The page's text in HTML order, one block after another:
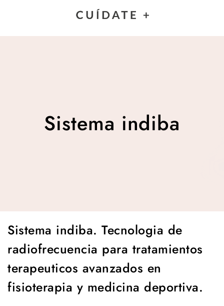
Sistema indiba
Sistema indiba. Tecnologia de
radiofrecuencia para tratamientos
terapeuticos avanzados en
fisioterapia y medicina deportiva.